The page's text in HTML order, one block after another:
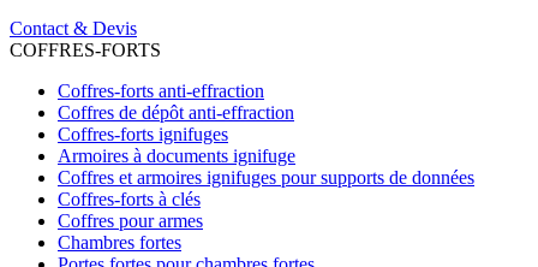
Contact & Devis
COFFRES-FORTS
Coffres-forts anti-effraction
Coffres de dépôt anti-effraction
Coffres-forts ignifuges
Armoires à documents ignifuge
Coffres et armoires ignifuges pour supports de données
Coffres-forts à clés
Coffres pour armes
Chambres fortes